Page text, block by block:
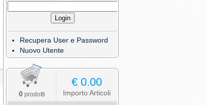
Recupera User e Password
Nuovo Utente
0prodotti
€ 0.00
Importo Articoli